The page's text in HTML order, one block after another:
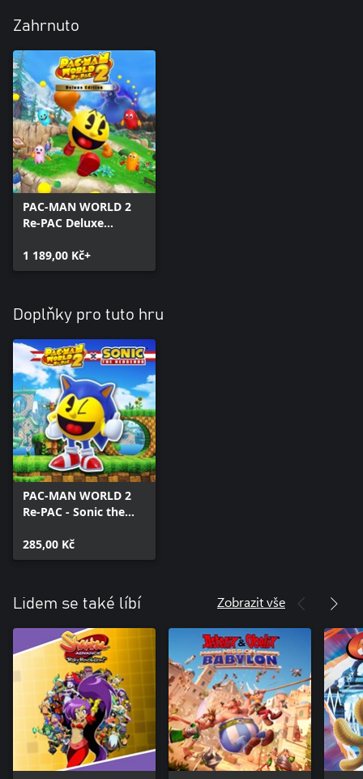
Zahrnuto
PAC-MAN WORLD 2
Re-PAC Deluxe
1 189,00 Kč+
Doplňky pro tuto hru
PAC-MAN WORLD 2
Re-PAC - Sonic the
Collaboration Set
285,00 Kč
Lidem se také líbí Zobrazit vše